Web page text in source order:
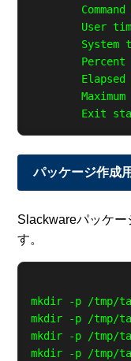
Command
User
System
Percent
Elapsed
Maximum
パッケージ作成
Slackwareパッケー
す。
mkdir -p /tmp/
mkdir -p /tmp/
mkdir -p /tmp/
mkdir -p /tmp/